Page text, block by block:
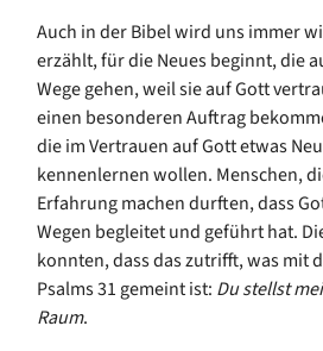
Auch in der Bibel wird uns immer
erzählt, für die Neues beginnt, die
Wege gehen, weil sie auf Gott
einen besonderen Auftrag
die im Vertrauen auf Gott etwas
kennenlernen wollen. Menschen,
Erfahrung machen durften, dass
Wegen begleitet und geführt hat.
konnten, dass das zutrifft, was mit
Psalms 31 gemeint ist: Du stellst
Raum.